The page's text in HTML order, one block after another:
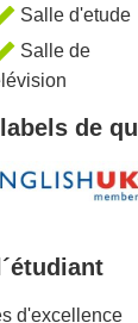
Salle d'etude
Salle de
de
d'excellence